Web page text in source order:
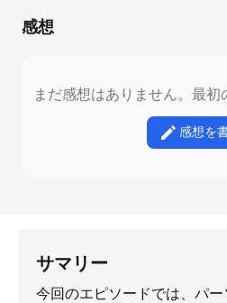
感想
まだ感想はありません。最初
感想を
サマリー
今回のエピソードでは、パ